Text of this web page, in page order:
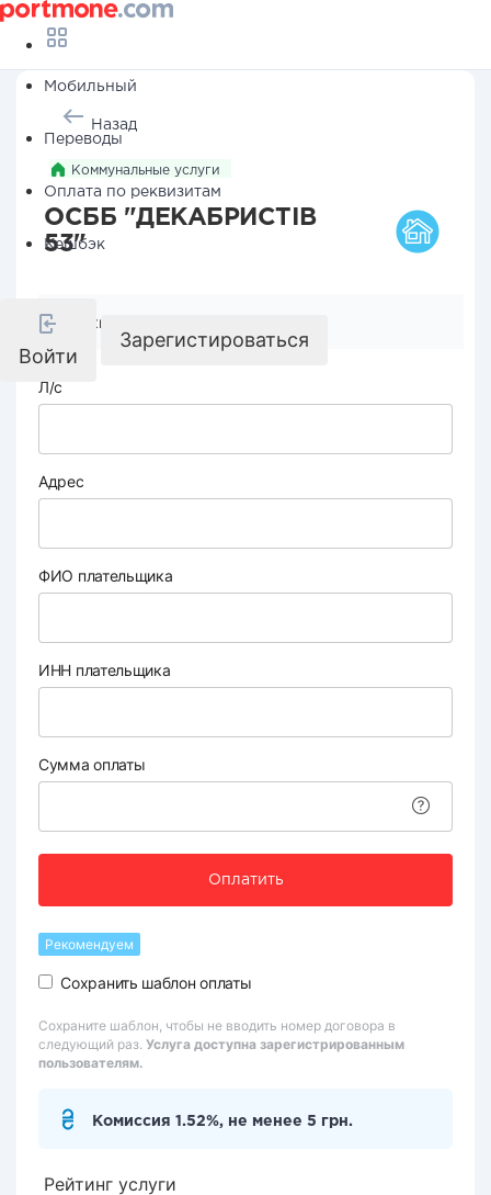
Мобильный
Переводы
Оплата по реквизитам
Кешбэк
Войти
Зарегистироваться
Назад
Коммунальные услуги
ОСББ "ДЕКАБРИСТІВ
53"
Реквизиты компании
Л/с
Адрес
ФИО плательщика
ИНН плательщика
Сумма оплаты
Оплатить
Рекомендуем
Сохранить шаблон оплаты
Сохраните шаблон, чтобы не вводить номер договора в
следующий раз. Услуга доступна зарегистрированным
пользователям.
Комиссия 1.52%, не менее 5 грн.
Рейтинг услуги